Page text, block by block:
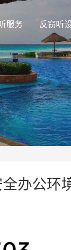
服务 反窃听
办公环